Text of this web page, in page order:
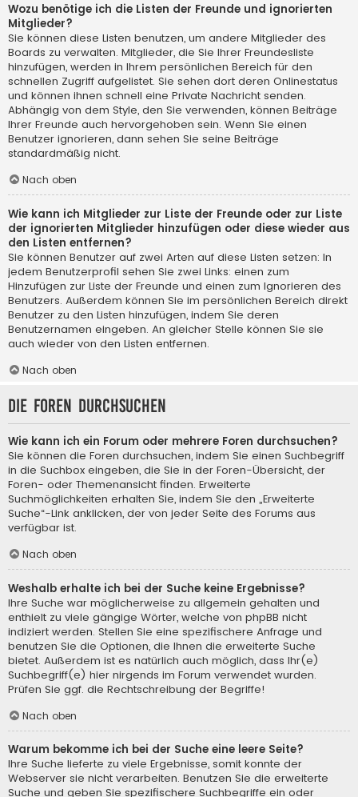
Wozu benötige ich die Listen der Freunde und ignorierten
Mitglieder?
Sie können diese Listen benutzen, um andere Mitglieder des
Boards zu verwalten. Mitglieder, die Sie Ihrer Freundesliste
hinzufügen, werden in Ihrem persönlichen Bereich für den
schnellen Zugriff aufgelistet. Sie sehen dort deren Onlinestatus
und können ihnen schnell eine Private Nachricht senden.
Abhängig von dem Style, den Sie verwenden, können Beiträge
Ihrer Freunde auch hervorgehoben sein. Wenn Sie einen
Benutzer ignorieren, dann sehen Sie seine Beiträge
standardmäßig nicht.
Nach oben
Wie kann ich Mitglieder zur Liste der Freunde oder zur Liste
der ignorierten Mitglieder hinzufügen oder diese wieder aus
den Listen entfernen?
Sie können Benutzer auf zwei Arten auf diese Listen setzen: In
jedem Benutzerprofil sehen Sie zwei Links: einen zum
Hinzufügen zur Liste der Freunde und einen zum Ignorieren des
Benutzers. Außerdem können Sie im persönlichen Bereich direkt
Benutzer zu den Listen hinzufügen, indem Sie deren
Benutzernamen eingeben. An gleicher Stelle können Sie sie
auch wieder von den Listen entfernen.
Nach oben
Die Foren durchsuchen
Wie kann ich ein Forum oder mehrere Foren durchsuchen?
Sie können die Foren durchsuchen, indem Sie einen Suchbegriff
in die Suchbox eingeben, die Sie in der Foren-Übersicht, der
Foren- oder Themenansicht finden. Erweiterte
Suchmöglichkeiten erhalten Sie, indem Sie den „Erweiterte
Suche“-Link anklicken, der von jeder Seite des Forums aus
verfügbar ist.
Nach oben
Weshalb erhalte ich bei der Suche keine Ergebnisse?
Ihre Suche war möglicherweise zu allgemein gehalten und
enthielt zu viele gängige Wörter, welche von phpBB nicht
indiziert werden. Stellen Sie eine spezifischere Anfrage und
benutzen Sie die Optionen, die Ihnen die erweiterte Suche
bietet. Außerdem ist es natürlich auch möglich, dass Ihr(e)
Suchbegriff(e) hier nirgends im Forum verwendet wurden.
Prüfen Sie ggf. die Rechtschreibung der Begriffe!
Nach oben
Warum bekomme ich bei der Suche eine leere Seite?
Ihre Suche lieferte zu viele Ergebnisse, somit konnte der
Webserver sie nicht verarbeiten. Benutzen Sie die erweiterte
Suche und geben Sie spezifischere Suchbegriffe ein oder